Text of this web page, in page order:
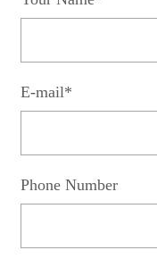
E-mail*
Phone Number